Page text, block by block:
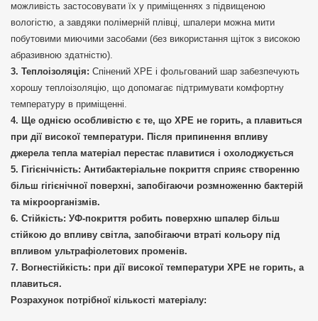
можливість застосовувати їх у приміщеннях з підвищеною
вологістю, а завдяки полімерній плівці, шпалери можна мити
побутовими миючими засобами (без використання щіток з високою
абразивною здатністю).
Теплоізоляція: Спінений ХРЕ і фольгований шар забезпечують
хорошу теплоізоляцію, що допомагає підтримувати комфортну
температуру в приміщенні.
Ще однією особливістю є те, що ХРЕ не горить, а плавиться
при дії високої температури. Після припинення впливу
джерела тепла матеріал перестає плавитися і охолоджується
Гігієнічність: Антибактеріальне покриття сприяє створенню
більш гігієнічної поверхні, запобігаючи розмноженню бактерій
та мікроорганізмів.
Стійкість: УФ-покриття робить поверхню шпалер більш
стійкою до впливу світла, запобігаючи втраті кольору під
впливом ультрафіолетових променів.
Вогнестійкість: при дії високої температури ХРЕ не горить, а
плавиться.
Розрахунок потрібної кількості матеріалу: